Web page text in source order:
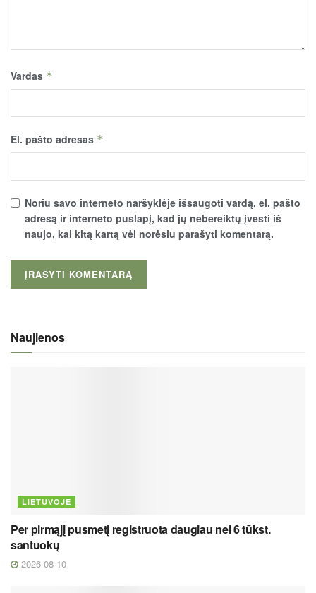
Vardas *
El. pašto adresas *
Noriu savo interneto naršyklėje išsaugoti vardą, el. pašto
adresą ir interneto puslapį, kad jų nebereiktų įvesti iš
naujo, kai kitą kartą vėl norėsiu parašyti komentarą.
Naujienos
LIETUVOJE
Per pirmąjį pusmetį registruota daugiau nei 6 tūkst.
santuokų
2026 08 10